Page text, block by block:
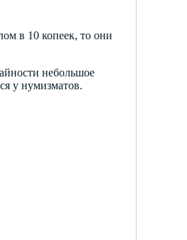
в 10 копеек, то они
небольшое
у нумизматов.